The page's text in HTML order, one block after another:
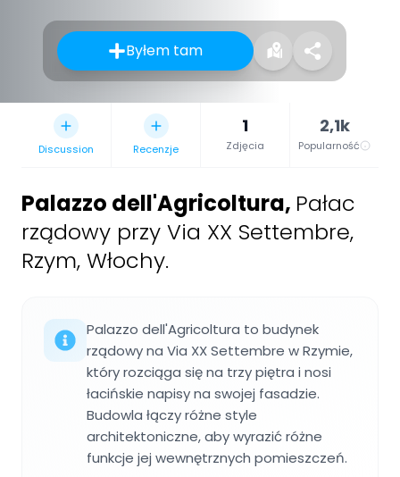
Byłem tam
Discussion Recenzje
1
Zdjęcia
2,1k
Popularność
Palazzo dell'Agricoltura, Pałac
rządowy przy Via XX Settembre,
Rzym, Włochy.
Palazzo dell'Agricoltura to budynek
rządowy na Via XX Settembre w Rzymie,
który rozciąga się na trzy piętra i nosi
łacińskie napisy na swojej fasadzie.
Budowla łączy różne style
architektoniczne, aby wyrazić różne
funkcje jej wewnętrznych pomieszczeń.